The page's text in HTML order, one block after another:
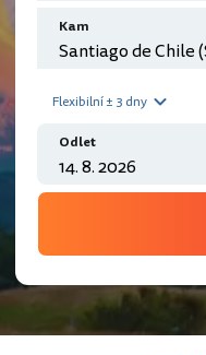
Kam
Flexibilní ± 3 dny
Odlet